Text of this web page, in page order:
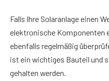
Falls Ihre Solaranlage einen
elektronische Komponenten
ebenfalls regelmäßig
ist ein wichtiges Bauteil und
gehalten werden.